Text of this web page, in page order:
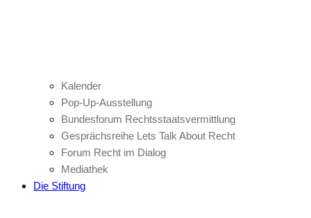
Kalender
Pop-Up-Ausstellung
Bundesforum Rechtsstaatsvermittlung
Gesprächsreihe Lets Talk About Recht
Forum Recht im Dialog
Mediathek
Die Stiftung